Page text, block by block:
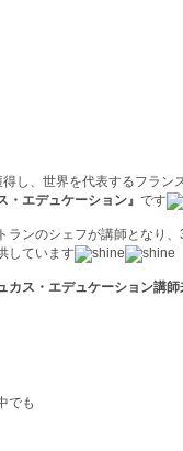
し、世界を代表するフラン
・エデュケーション』 です
ランのシェフが講師となり
しています
カス・エデュケーション講師
でも